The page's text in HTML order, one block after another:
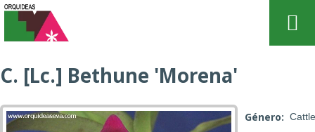
C. [Lc.] Bethune 'Morena'
Género: